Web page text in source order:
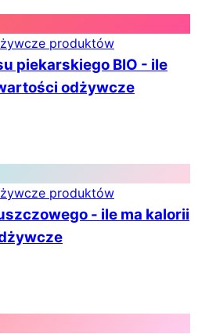
produktów
piekarskiego BIO - ile
odżywcze
produktów
- ile ma kalorii